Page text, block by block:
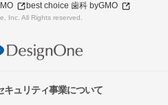
best choice 歯科 byGMO
Inc. All Rights reserved.
キュリティ事業について